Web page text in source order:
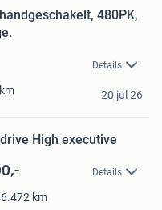
480PK,
Details
km 20 jul 26
High executive
Details
km